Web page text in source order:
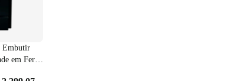
Embutir
em Ferro
Bivolt